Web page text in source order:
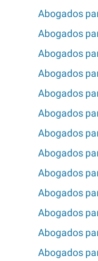
Abogados
Abogados
Abogados
Abogados
Abogados
Abogados
Abogados
Abogados
Abogados
Abogados
Abogados
Abogados
Abogados